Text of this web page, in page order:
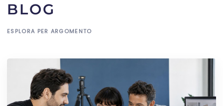
BLOG
ESPLORA PER ARGOMENTO